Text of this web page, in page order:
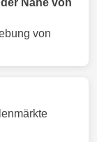
Nähe von
von